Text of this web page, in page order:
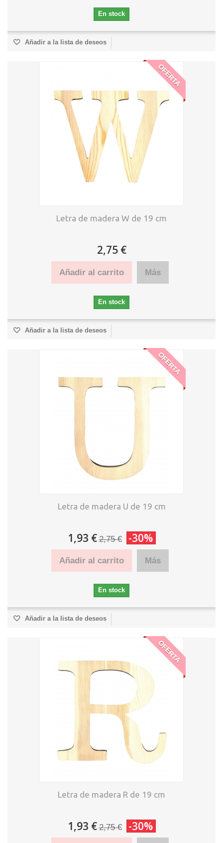
En stock
Añadir a la lista de deseos
OFERTA
Letra de madera W de 19 cm
2,75 €
Añadir al carrito Más
En stock
Añadir a la lista de deseos
OFERTA
Letra de madera U de 19 cm
1,93 € 2,75 € -30%
Añadir al carrito Más
En stock
Añadir a la lista de deseos
OFERTA
Letra de madera R de 19 cm
1,93 € 2,75 € -30%